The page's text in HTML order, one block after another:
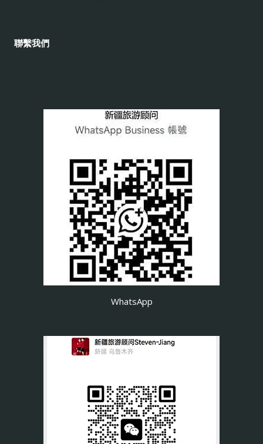
聯繫我們
WhatsApp